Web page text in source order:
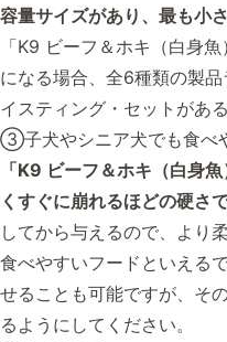
容量サイズがあり、最も小
「K9 ビーフ＆ホキ（白身
になる場合、全6種類の製
イスティング・セットがあ
③子犬やシニア犬でも食べ
「K9 ビーフ＆ホキ（白身
くすぐに崩れるほどの硬さで
してから与えるので、より
食べやすいフードといえる
せることも可能ですが、そ
るようにしてください。